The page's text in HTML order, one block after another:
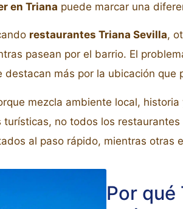
en Triana puede marcar una
restaurantes Triana Sevilla,
pasean por el barrio. El
más por la ubicación que
mezcla ambiente local,
no todos los
al paso rápido, mientras otras
Por qué